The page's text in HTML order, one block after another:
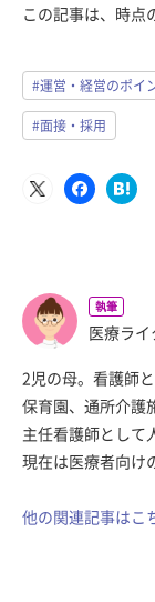
この記事は、時点
#運営・経営のポイ
#面接・採用
執筆
医療ライ
2児の母。看護師
保育園、通所介護
主任看護師として
現在は医療者向
他の関連記事はこ